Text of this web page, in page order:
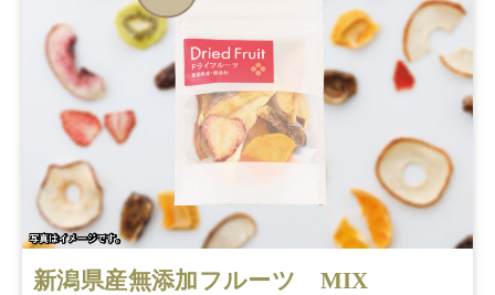
新潟県産無添加フルーツ MIX